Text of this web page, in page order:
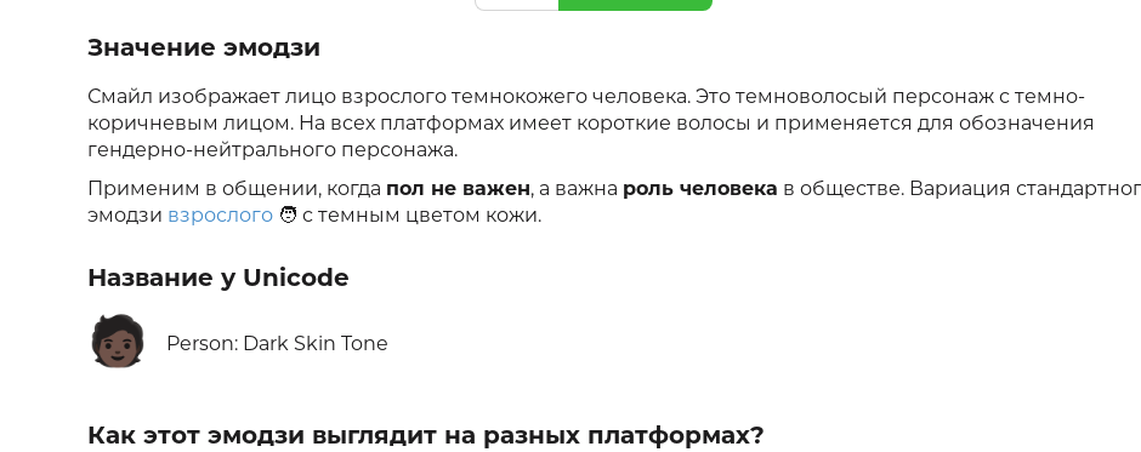
Значение эмодзи
Смайл изображает лицо взрослого темнокожего человека. Это темноволосый персонаж с темно-
коричневым лицом. На всех платформах имеет короткие волосы и применяется для обозначения
гендерно-нейтрального персонажа.
Применим в общении, когда пол не важен, а важна роль человека в обществе. Вариация
эмодзи взрослого 🧑 с темным цветом кожи.
Название у Unicode
🧑🏿 Person: Dark Skin Tone
Как этот эмодзи выглядит на разных платформах?